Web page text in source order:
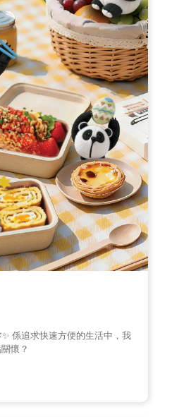
係追求快速方便的生活中，我
懷？